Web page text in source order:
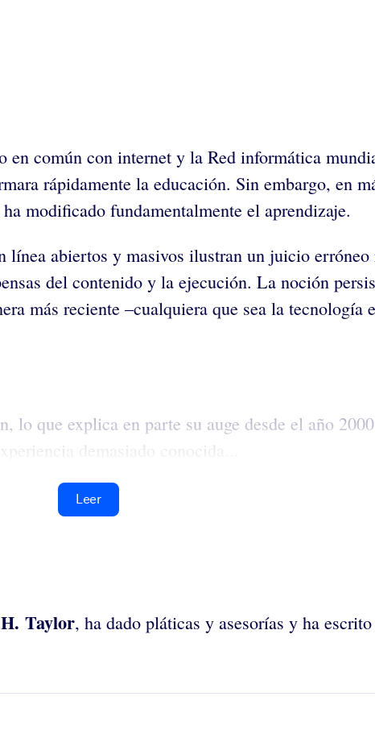
común con internet y la Red informática
rápidamente la educación. Sin embargo, en
modificado fundamentalmente el aprendizaje.
abiertos y masivos ilustran un juicio erróneo
del contenido y la ejecución. La noción
más reciente –cualquiera que sea la tecnología
lo que explica en parte su auge desde el año
demasiado conocida...
Leer
Taylor, ha dado pláticas y asesorías y ha